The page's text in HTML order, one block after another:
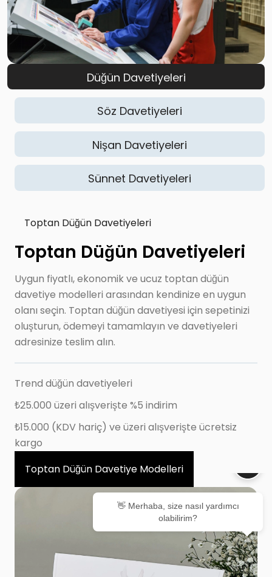
Düğün Davetiyeleri
Söz Davetiyeleri
Nişan Davetiyeleri
Sünnet Davetiyeleri
Toptan Düğün Davetiyeleri
Toptan Düğün Davetiyeleri
Uygun fiyatlı, ekonomik ve ucuz toptan düğün
davetiye modelleri arasından kendinize en uygun
olanı seçin. Toptan düğün davetiyesi için sepetinizi
oluşturun, ödemeyi tamamlayın ve davetiyeleri
adresinize teslim alın.
Trend düğün davetiyeleri
₺25.000 üzeri alışverişte %5 indirim
₺15.000 (KDV hariç) ve üzeri alışverişte ücretsiz
kargo
Toptan Düğün Davetiye Modelleri